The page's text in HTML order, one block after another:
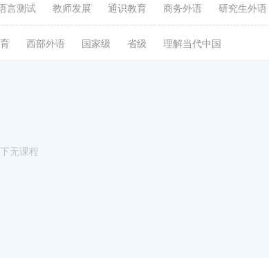
言测试 教师发展 通识教育 商务外语 研究生外语
西部外语 国家级 省级 理解当代中国
无课程